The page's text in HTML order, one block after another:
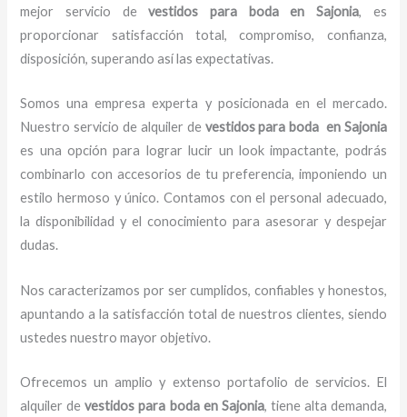
mejor servicio devestidos para boda en Sajonia, es
proporcionar satisfacción total, compromiso, confianza,
disposición, superando así las expectativas.
Somos una empresa experta y posicionada en el mercado.
Nuestro servicio de alquiler de vestidos para boda en Sajonia
es una opción para lograr lucir un look impactante, podrás
combinarlo con accesorios de tu preferencia, imponiendo un
estilo hermoso y único. Contamos con el personal adecuado,
la disponibilidad y el conocimiento para asesorar y despejar
dudas.
Nos caracterizamos por ser cumplidos, confiables y honestos,
apuntando a la satisfacción total de nuestros clientes, siendo
ustedes nuestro mayor objetivo.
Ofrecemos un amplio y extenso portafolio de servicios. El
alquiler devestidos para boda en Sajonia, tiene alta demanda,